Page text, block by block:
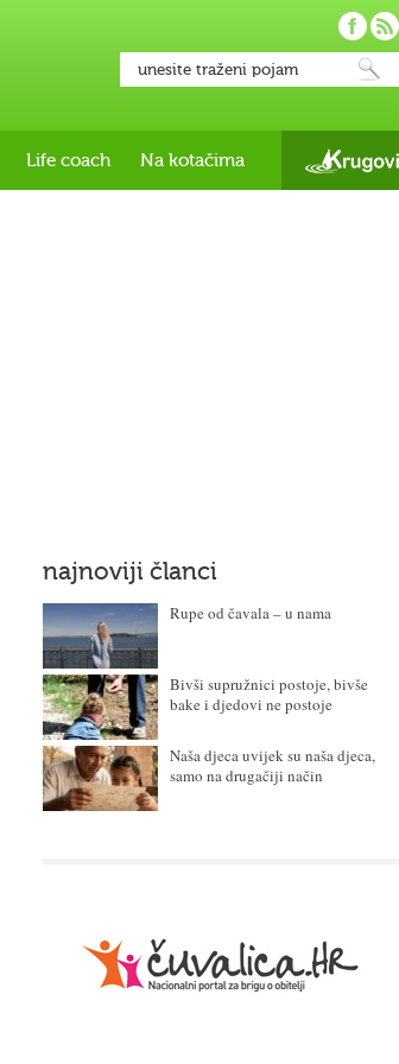
Life coach Na kotačima
najnoviji članci
Rupe od čavala – u nama
Bivši supružnici postoje, bivše
bake i djedovi ne postoje
Naša djeca uvijek su naša djeca,
samo na drugačiji način